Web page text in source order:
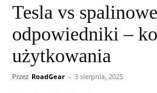
Tesla vs spalinowe
odpowiedniki –
użytkowania
Przez RoadGear - 3 sierpnia, 2025